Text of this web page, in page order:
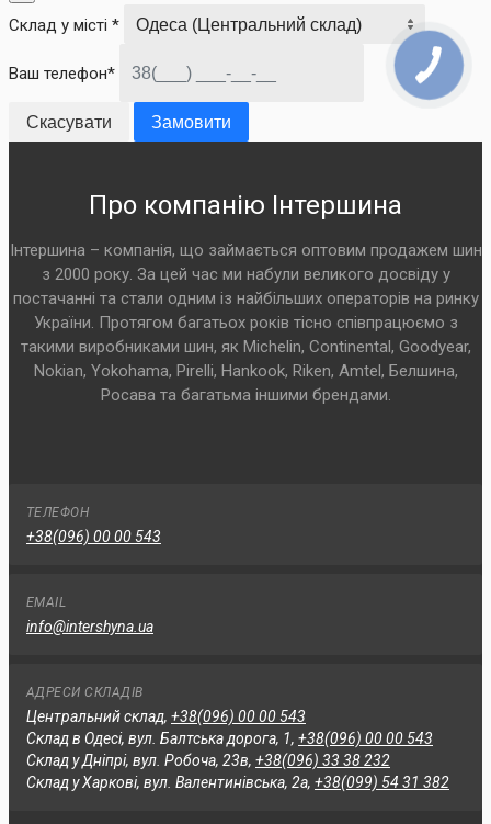
Склад у місті *
Ваш телефон*
Скасувати Замовити
Про компанію Інтершина
Інтершина – компанія, що займається оптовим продажем шин
з 2000 року. За цей час ми набули великого досвіду у
постачанні та стали одним із найбільших операторів на ринку
України. Протягом багатьох років тісно співпрацюємо з
такими виробниками шин, як Michelin, Continental, Goodyear,
Nokian, Yokohama, Pirelli, Hankook, Riken, Amtel, Белшина,
Росава та багатьма іншими брендами.
ТЕЛЕФОН
+38(096) 00 00 543
EMAIL
info@intershyna.ua
АДРЕСИ СКЛАДІВ
Центральний склад, +38(096) 00 00 543
Склад в Одесі, вул. Балтська дорога, 1, +38(096) 00 00 543
Склад у Дніпрі, вул. Робоча, 23в, +38(096) 33 38 232
Склад у Харкові, вул. Валентинівська, 2а, +38(099) 54 31 382